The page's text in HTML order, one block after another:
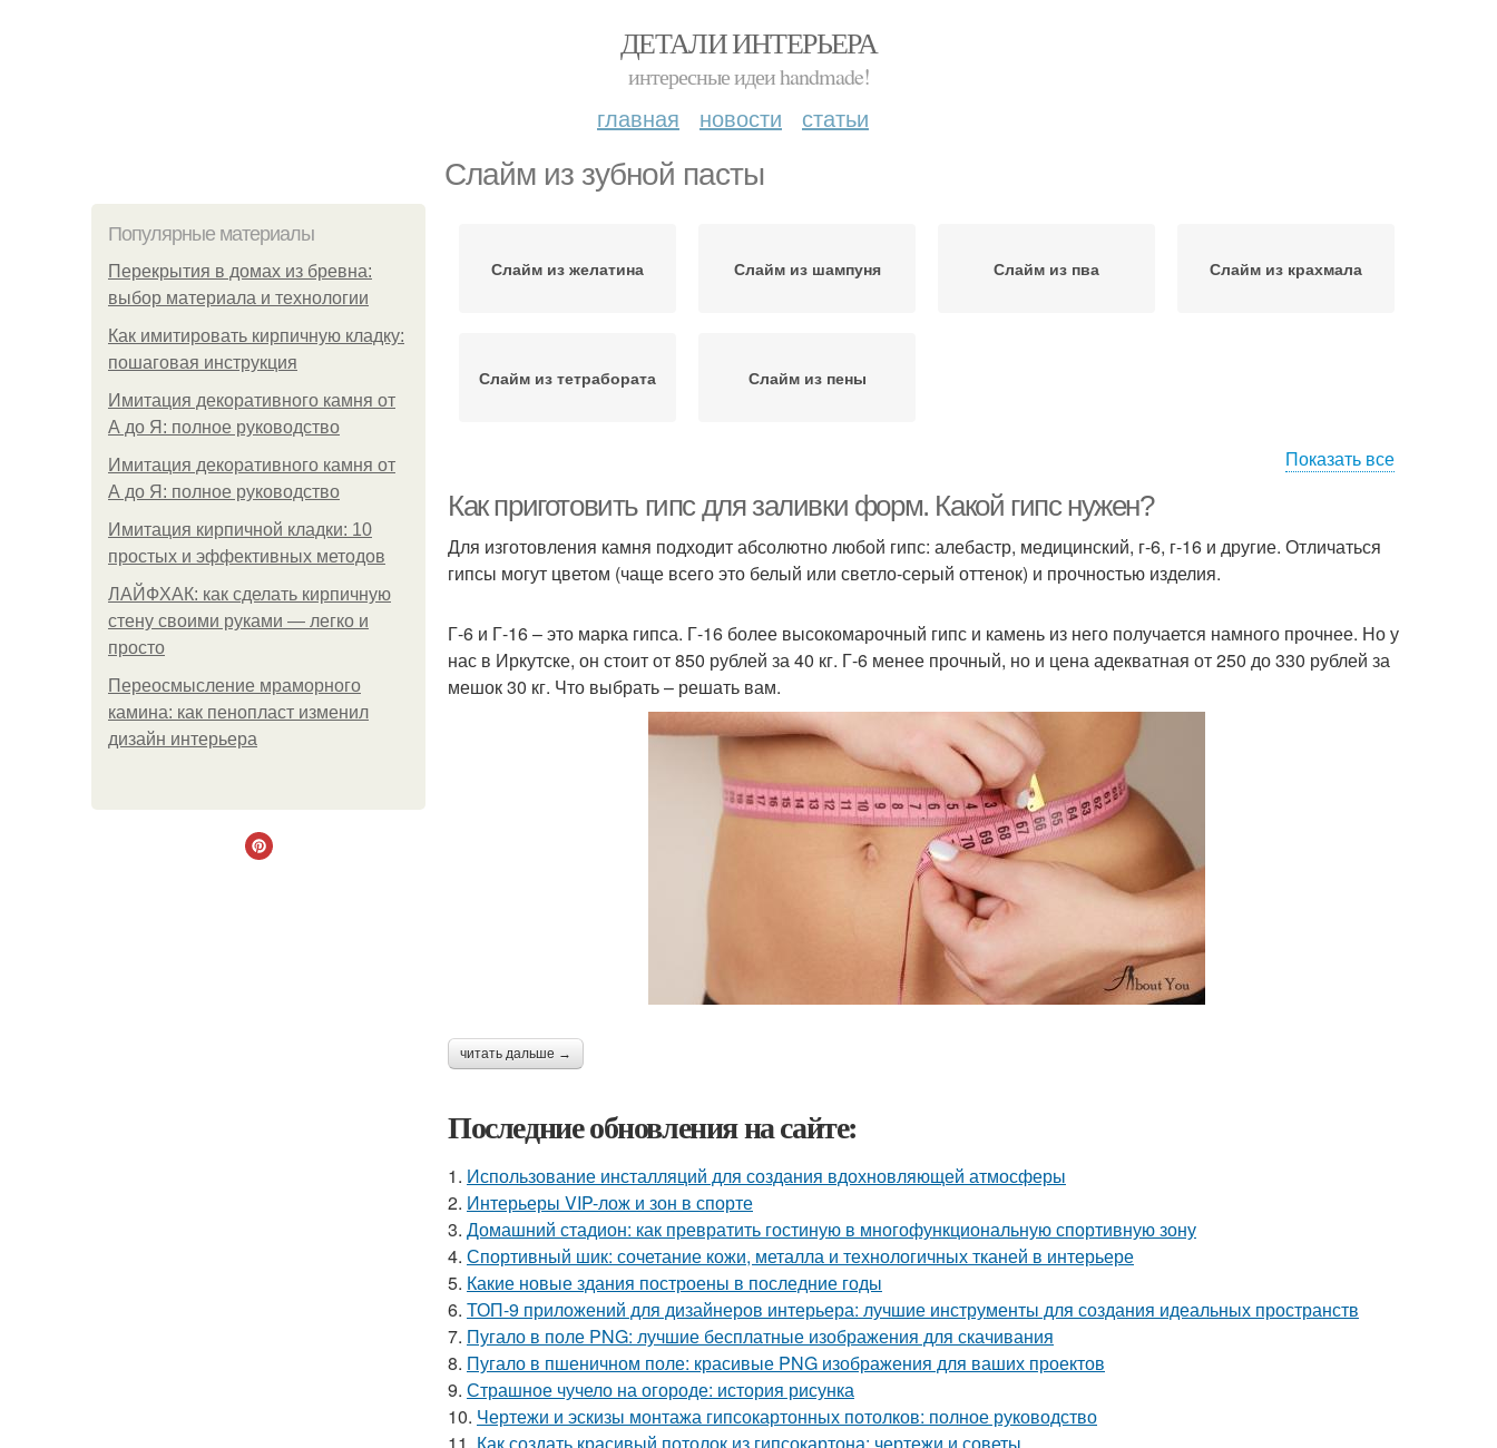
ДЕТАЛИ ИНТЕРЬЕРА
интересные идеи handmade!
главная новости статьи
Слайм из зубной пасты
Популярные материалы
Перекрытия в домах из бревна:
выбор материала и технологии
Как имитировать кирпичную кладку:
пошаговая инструкция
Имитация декоративного камня от
А до Я: полное руководство
Имитация декоративного камня от
А до Я: полное руководство
Имитация кирпичной кладки: 10
простых и эффективных методов
ЛАЙФХАК: как сделать кирпичную
стену своими руками — легко и
просто
Переосмысление мраморного
камина: как пенопласт изменил
дизайн интерьера
Слайм из желатина Слайм из шампуня Слайм из пва Слайм из крахмала
Слайм из тетрабората Слайм из пены
Показать все
Как приготовить гипс для заливки форм. Какой гипс нужен?
Для изготовления камня подходит абсолютно любой гипс: алебастр, медицинский, г-6, г-16 и другие. Отличаться
гипсы могут цветом (чаще всего это белый или светло-серый оттенок) и прочностью изделия.
Г-6 и Г-16 – это марка гипса. Г-16 более высокомарочный гипс и камень из него получается намного прочнее. Но у
нас в Иркутске, он стоит от 850 рублей за 40 кг. Г-6 менее прочный, но и цена адекватная от 250 до 330 рублей за
мешок 30 кг. Что выбрать – решать вам.
читать дальше →
Последние обновления на сайте:
1. Использование инсталляций для создания вдохновляющей атмосферы
2. Интерьеры VIP-лож и зон в спорте
3. Домашний стадион: как превратить гостиную в многофункциональную спортивную зону
4. Спортивный шик: сочетание кожи, металла и технологичных тканей в интерьере
5. Какие новые здания построены в последние годы
6. ТОП-9 приложений для дизайнеров интерьера: лучшие инструменты для создания идеальных пространств
7. Пугало в поле PNG: лучшие бесплатные изображения для скачивания
8. Пугало в пшеничном поле: красивые PNG изображения для ваших проектов
9. Страшное чучело на огороде: история рисунка
10. Чертежи и эскизы монтажа гипсокартонных потолков: полное руководство